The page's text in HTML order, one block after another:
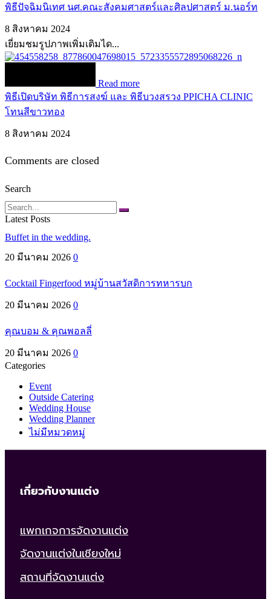
พิธีปัจฉิมนิเทศ นศ.คณะสังคมศาสตร์และศิลปศาสตร์ ม.นอร์ท
8 สิงหาคม 2024
เยี่ยมชมรูปภาพเพิ่มเติมได...
Read more
พิธีเปิดบริษัท พิธีการสงฆ์ และ พิธีบวงสรวง PPICHA CLINIC
โทนสีขาวทอง
8 สิงหาคม 2024
Comments are closed
Search
Search
Latest Posts
Buffet in the wedding.
20 มีนาคม 2026 0
Cocktail Fingerfood หมู่บ้านสวัสดิการทหารบก
20 มีนาคม 2026 0
คุณบอม & คุณพอลลี่
20 มีนาคม 2026 0
Categories
Event
Outside Catering
Wedding House
Wedding Planner
ไม่มีหมวดหมู่
เกี่ยวกับงานแต่ง
แพกเกจการจัดงานแต่ง
จัดงานแต่งในเชียงใหม่
สถานที่จัดงานแต่ง